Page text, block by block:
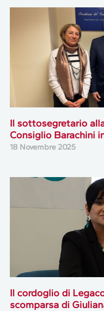
Il sottosegretario
Consiglio Barachini
18 Novembre 2025
Il cordoglio di
scomparsa di